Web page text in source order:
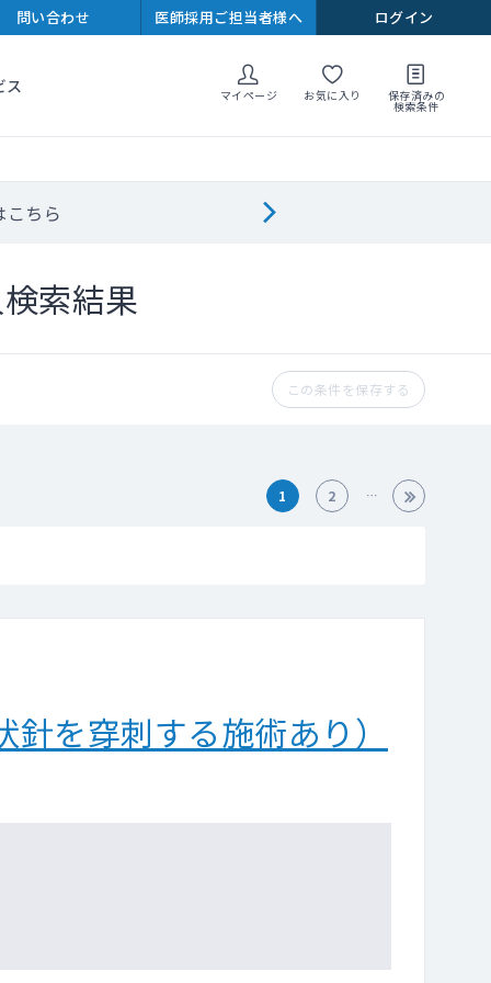
問い合わせ 医師採用ご担当者様へ ログイン
ス マイページ お気に入り 保存済みの
検索条件
ちら
索結果
この条件を保存する
1 2
を穿刺する施術あり）